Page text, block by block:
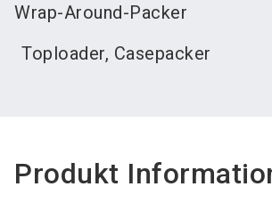
Wrap-Around-Packer
Toploader, Casepacker
Produkt